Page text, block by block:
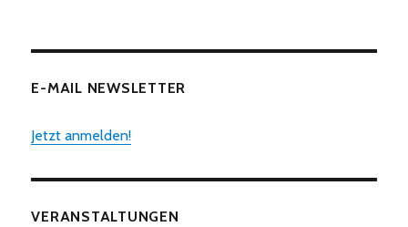
E-MAIL NEWSLETTER
Jetzt anmelden!
VERANSTALTUNGEN